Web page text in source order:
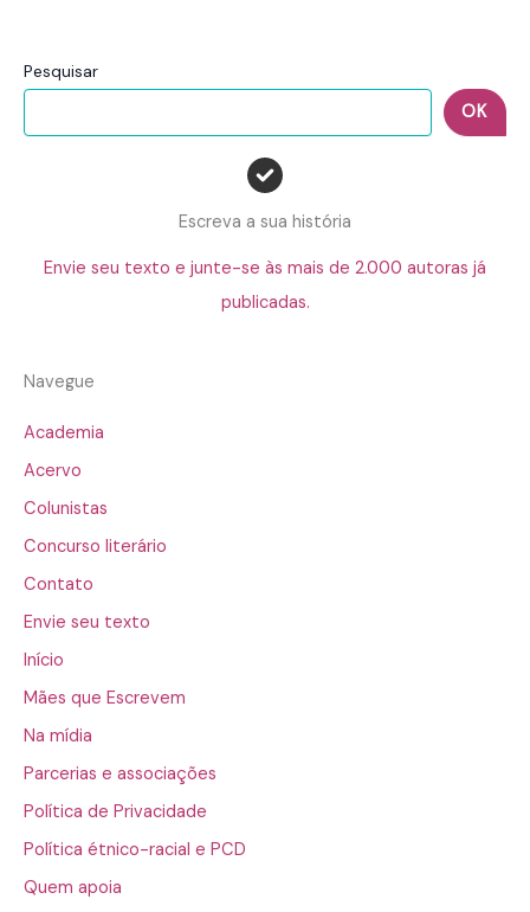
Pesquisar
OK
Escreva a sua história
Envie seu texto e junte-se às mais de 2.000 autoras já
publicadas.
Navegue
Academia
Acervo
Colunistas
Concurso literário
Contato
Envie seu texto
Início
Mães que Escrevem
Na mídia
Parcerias e associações
Política de Privacidade
Política étnico-racial e PCD
Quem apoia